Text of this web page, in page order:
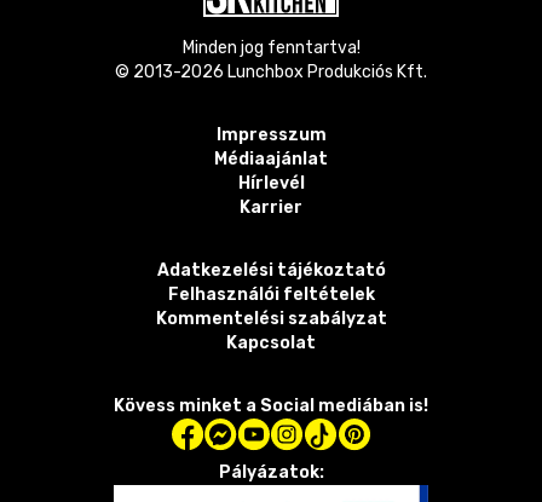
Minden jog fenntartva!
© 2013-2026 Lunchbox Produkciós Kft.
Impresszum
Médiaajánlat
Hírlevél
Karrier
Adatkezelési tájékoztató
Felhasználói feltételek
Kommentelési szabályzat
Kapcsolat
Kövess minket a Social mediában is!
Pályázatok: